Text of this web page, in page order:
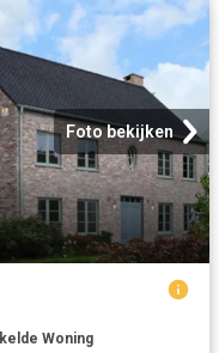
Foto bekijken
Woning